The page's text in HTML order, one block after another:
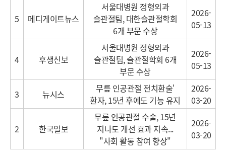
5 메디게이트뉴스
서울대병원 정형외과
슬관절팀, 대한슬관절학회
6개 부문 수상
2026-
05-13
4 후생신보
서울대병원 정형외과
슬관절팀, 슬관절학회 6개
부문 수상
2026-
05-13
3 뉴시스
무릎 인공관절 전치환술'
환자, 15년 후에도 기능 유지
2026-
03-20
2 한국일보
무릎 인공관절 수술, 15년
지나도 개선 효과 지속...
"사회 활동 참여 향상"
2026-
03-20